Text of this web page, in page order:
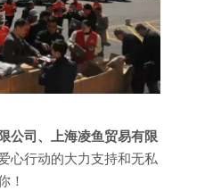
公司、上海凌鱼贸易有限
心行动的大力支持和无私
！